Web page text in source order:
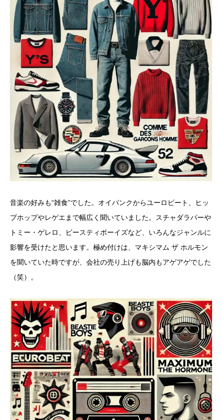
音楽の好みも“雑食”でした。オイパンクからユーロビート、ヒッ
プホップやレゲエまで幅広く聞いていました。スチャダラパーや
トミー・ゲレロ、ビースティボーイズなど、いろんなジャンルに
影響を受けたと思います。極め付けは、マキシマム ザ ホルモン
を聞いていた時ですが、会社の売り上げも脳内もアゲアゲでした
（笑）。